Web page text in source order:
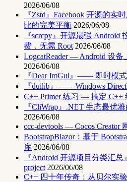
2026/06/08
『Zstd』Facebook 开源的
比的完美平衡 2026/06/08
『scrcpy』开源最强
费，无需 Root 2026/06/08
LogcatReader — Android 设
2026/06/08
『Dear ImGui』—— 即时模
『duilib』—— Windows
C++ Primer 练习 — 搞定 C++
『CliWrap』.NET 生态最优
2026/06/08
ccc-devtools — Cocos Creator
BootstrapBlazor：基于
库 2026/06/08
『Android 开源项目分类汇
project 2026/06/08
C++ 四十年传奇：从贝尔实